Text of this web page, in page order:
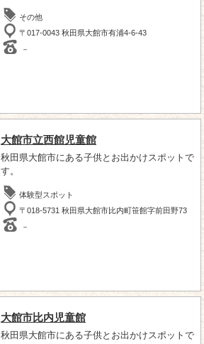
その他
〒017-0043 秋田県大館市有浦4-6-43
－
大館市立西館児童館
秋田県大館市にある子供とお出かけスポットで
す。
体験型スポット
〒018-5731 秋田県大館市比内町笹館字前田野73
－
大館市比内児童館
秋田県大館市にある子供とお出かけスポットで